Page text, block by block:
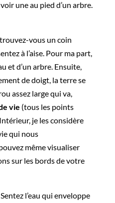
une au pied d’un arbre.
vous un coin
à l’aise. Pour ma part,
et d’un arbre. Ensuite,
de doigt, la terre se
assez large qui va,
vie (tous les points
je les considère
qui nous
même visualiser
sur les bords de votre
Sentez l’eau qui enveloppe